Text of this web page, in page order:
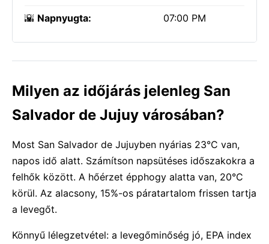
🌇 Napnyugta: 07:00 PM
Milyen az időjárás jelenleg San
Salvador de Jujuy városában?
Most San Salvador de Jujuyben nyárias 23°C van,
napos idő alatt. Számítson napsütéses időszakokra a
felhők között. A hőérzet épphogy alatta van, 20°C
körül. Az alacsony, 15%-os páratartalom frissen tartja
a levegőt.
Könnyű lélegzetvétel: a levegőminőség jó, EPA index